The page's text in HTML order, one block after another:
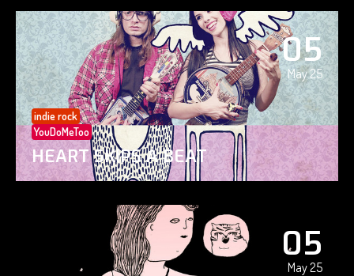
05
May 25
indie rock
YouDoMeToo
HEART SKIPS A BEAT
05
May 25